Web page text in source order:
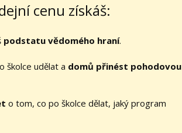
cenu získáš:
podstatu vědomého hraní.
školce udělat a domů přinést pohodovou
o tom, co po školce dělat, jaký program